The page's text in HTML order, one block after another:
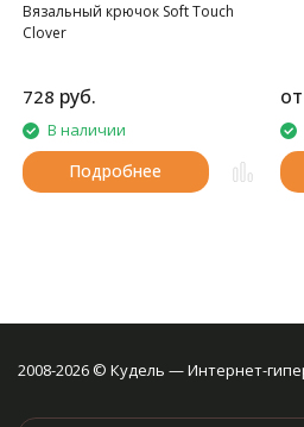
Вязальный крючок Soft Touch
Clover
728 руб.
В наличии
Подробнее
от
2008-2026 © Кудель — Интернет-